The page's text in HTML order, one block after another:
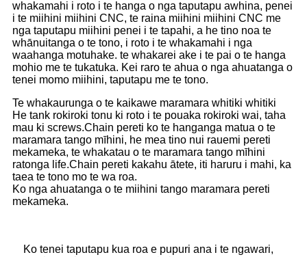
whakamahi i roto i te hanga o nga taputapu awhina, penei
i te miihini miihini CNC, te raina miihini miihini CNC me
nga taputapu miihini penei i te tapahi, a he tino noa te
whānuitanga o te tono, i roto i te whakamahi i nga
waahanga motuhake. te whakarei ake i te pai o te hanga
mohio me te tukatuka. Kei raro te ahua o nga ahuatanga o
tenei momo miihini, taputapu me te tono.
Te whakaurunga o te kaikawe maramara whitiki whitiki
He tank rokiroki tonu ki roto i te pouaka rokiroki wai, taha
mau ki screws.Chain pereti ko te hanganga matua o te
maramara tango mīhini, he mea tino nui rauemi pereti
mekameka, te whakatau o te maramara tango mīhini
ratonga life.Chain pereti kakahu ātete, iti haruru i mahi, ka
taea te tono mo te wa roa.
Ko nga ahuatanga o te miihini tango maramara pereti
mekameka.
Ko tenei taputapu kua roa e pupuri ana i te ngawari,